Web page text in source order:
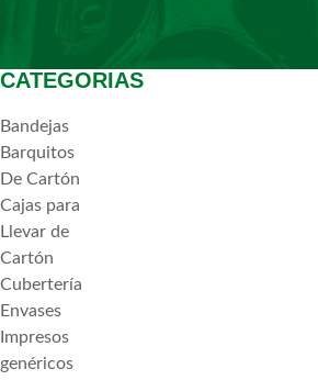
CATEGORIAS
Bandejas
Barquitos
De Cartón
Cajas para
Llevar de
Cartón
Cubertería
Envases
Impresos
genéricos